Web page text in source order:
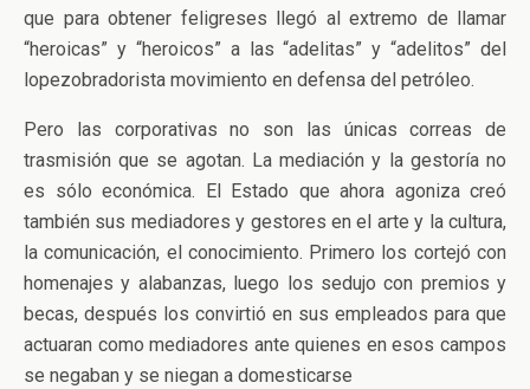
que para obtener feligreses llegó al extremo de llamar
“heroicas” y “heroicos” a las “adelitas” y “adelitos” del
lopezobradorista movimiento en defensa del petróleo.
Pero las corporativas no son las únicas correas de
trasmisión que se agotan. La mediación y la gestoría no
es sólo económica. El Estado que ahora agoniza creó
también sus mediadores y gestores en el arte y la cultura,
la comunicación, el conocimiento. Primero los cortejó con
homenajes y alabanzas, luego los sedujo con premios y
becas, después los convirtió en sus empleados para que
actuaran como mediadores ante quienes en esos campos
se negaban y se niegan a domesticarse